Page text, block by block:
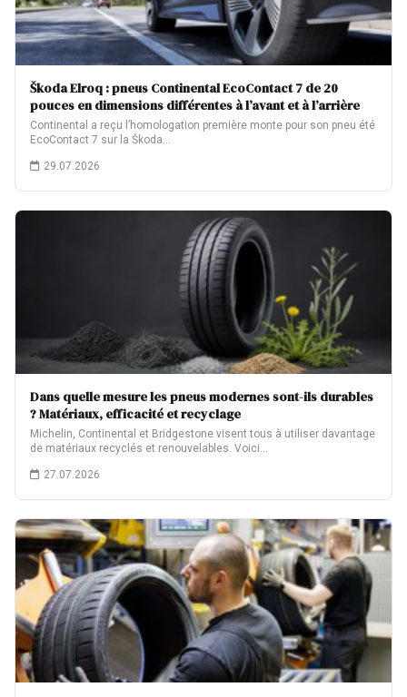
Škoda Elroq : pneus Continental EcoContact 7 de 20
pouces en dimensions différentes à l’avant et à l’arrière
Continental a reçu l’homologation première monte pour son pneu été
EcoContact 7 sur la Škoda…
29.07.2026
Dans quelle mesure les pneus modernes sont-ils durables
? Matériaux, efficacité et recyclage
Michelin, Continental et Bridgestone visent tous à utiliser davantage
de matériaux recyclés et renouvelables. Voici…
27.07.2026